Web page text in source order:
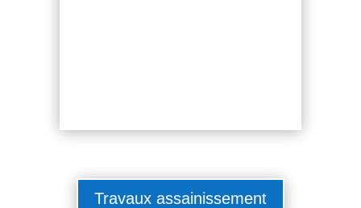
Travaux assainissement